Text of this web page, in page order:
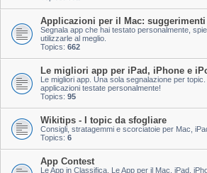
Applicazioni per il Mac:
Segnala app che hai testato personalmente,
utilizzarle al meglio.
Topics: 662
Le migliori app per iPad, iPhone e
Le migliori app. Una sola segnalazione per
applicazioni testate personalmente!
Topics: 95
Wikitips - I topic da sfogliare
Consigli, stratagemmi e scorciatoie per Mac,
Topics: 6
App Contest
Le App in Classifica. Le App per il Mac, iPad,